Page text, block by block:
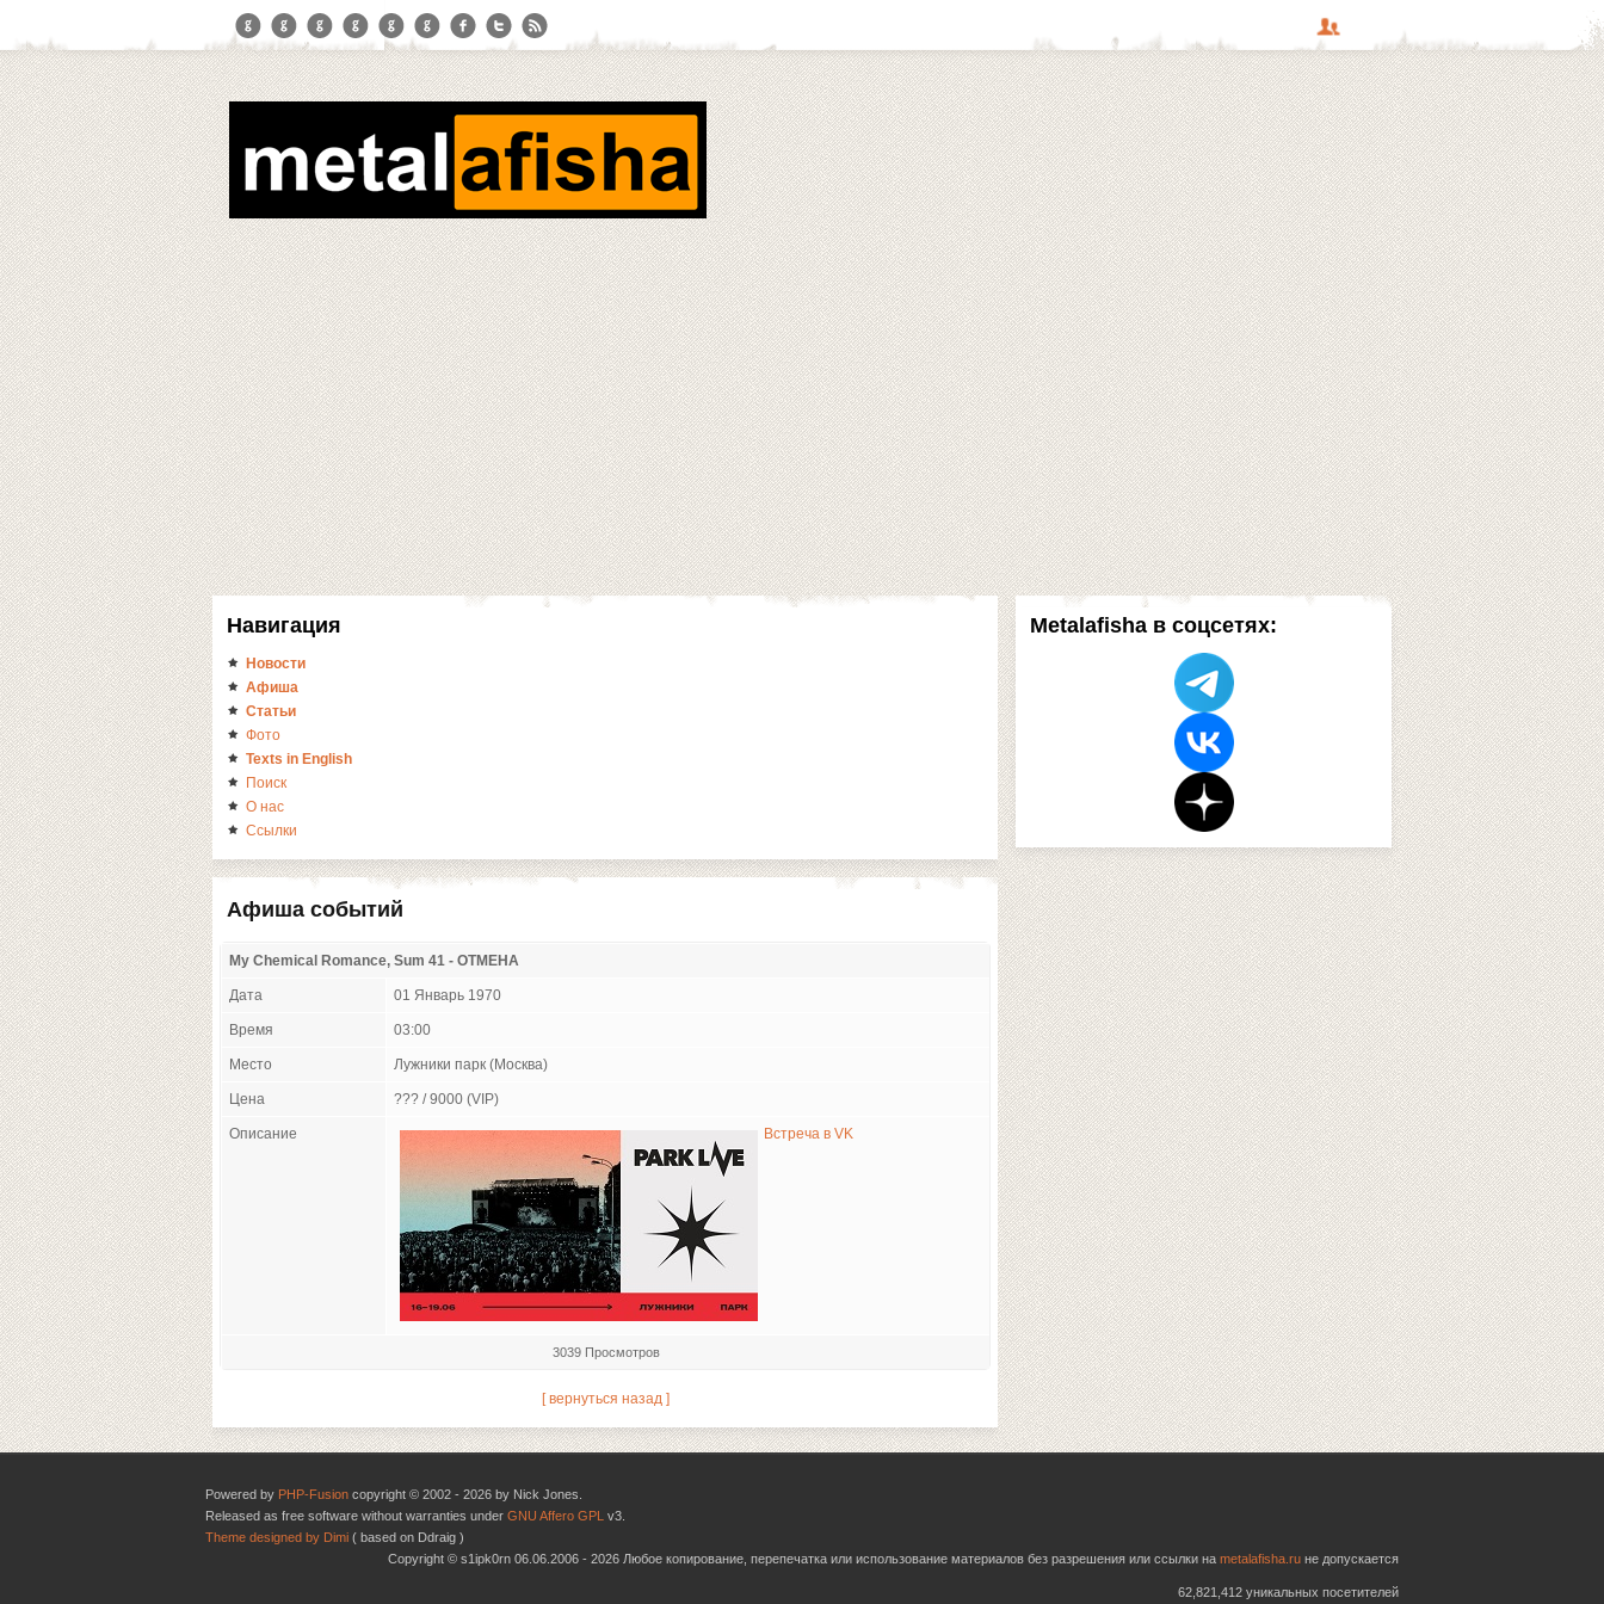
Metalafisha в соцсетях:
Навигация
Новости
Афиша
Статьи
Фото
Texts in English
Поиск
О нас
Ссылки
Афиша событий
My Chemical Romance, Sum 41 - ОТМЕНА
Дата 01 Январь 1970
Время 03:00
Место Лужники парк (Москва)
Цена ??? / 9000 (VIP)
Описание Встреча в VK
3039 Просмотров
[ вернуться назад ]
Powered by PHP-Fusion copyright © 2002 - 2026 by Nick Jones.
Released as free software without warranties under GNU Affero GPL v3.
Theme designed by Dimi ( based on Ddraig )
Copyright © s1ipk0rn 06.06.2006 - 2026 Любое копирование, перепечатка или использование материалов без разрешения или ссылки на metalafisha.ru не допускается
62,821,412 уникальных посетителей